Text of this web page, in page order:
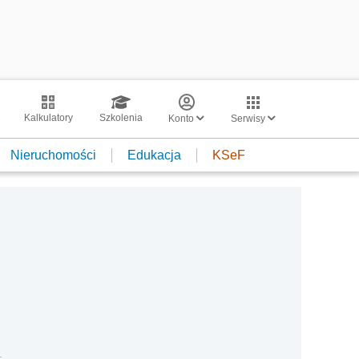
Kalkulatory Szkolenia Konto Serwisy
Nieruchomości Edukacja KSeF